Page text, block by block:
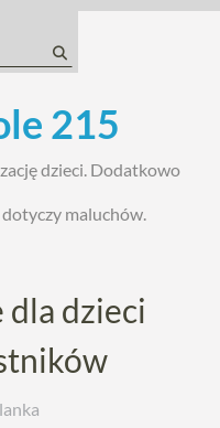
215
dzieci. Dodatkowo
maluchów.
dzieci